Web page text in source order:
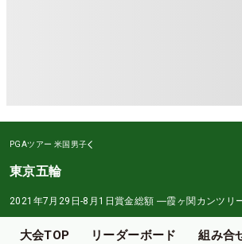
PGAツアー 米国男子
東京五輪
2021年7月29日-8月1日賞金総額 ―霞ヶ関カンツリ
大会TOP リーダーボード 組み合